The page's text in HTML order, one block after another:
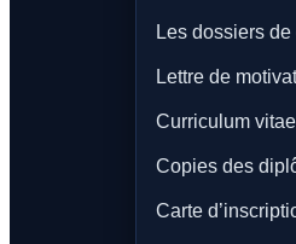
Les dossiers
Lettre de
Curriculum
Copies des
Carte